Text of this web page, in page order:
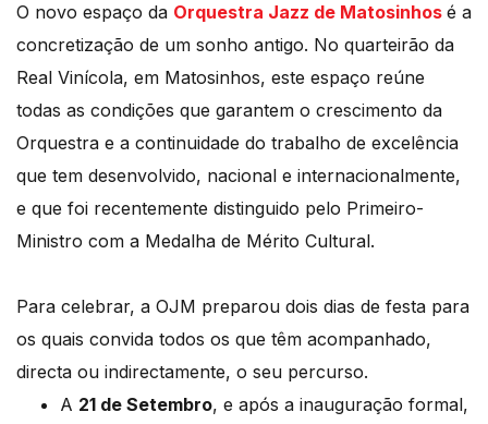
O novo espaço da Orquestra Jazz de Matosinhos é a
concretização de um sonho antigo. No quarteirão da
Real Vinícola, em Matosinhos, este espaço reúne
todas as condições que garantem o crescimento da
Orquestra e a continuidade do trabalho de excelência
que tem desenvolvido, nacional e internacionalmente,
e que foi recentemente distinguido pelo Primeiro-
Ministro com a Medalha de Mérito Cultural.
Para celebrar, a OJM preparou dois dias de festa para
os quais convida todos os que têm acompanhado,
directa ou indirectamente, o seu percurso.
A 21 de Setembro, e após a inauguração formal,